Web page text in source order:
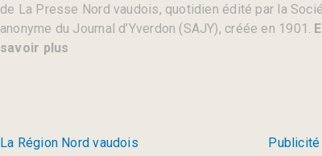
de La Presse Nord vaudois, quotidien édité par la
anonyme du Journal d’Yverdon (SAJY), créée en 1901.
savoir plus
La Région Nord vaudois
Publicité